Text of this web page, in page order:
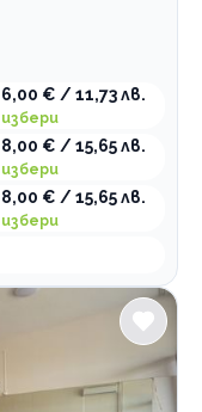
6,00 € / 11,73 лв.
избери
8,00 € / 15,65 лв.
избери
8,00 € / 15,65 лв.
избери